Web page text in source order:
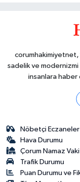
corumhakimiyetnet,
sadelik ve modernizmi
insanlara haber
Nöbetçi Eczaneler
Hava Durumu
Çorum Namaz
Trafik Durumu
Puan Durumu ve